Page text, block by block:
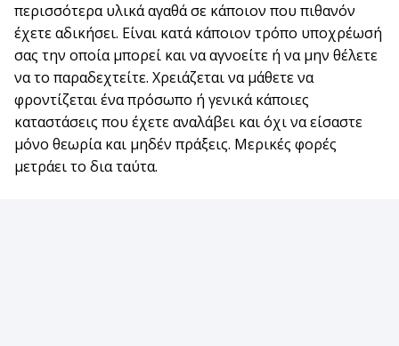
περισσότερα υλικά αγαθά σε κάποιον που πιθανόν
έχετε αδικήσει. Είναι κατά κάποιον τρόπο υποχρέωσή
σας την οποία μπορεί και να αγνοείτε ή να μην θέλετε
να το παραδεχτείτε. Χρειάζεται να μάθετε να
φροντίζεται ένα πρόσωπο ή γενικά κάποιες
καταστάσεις που έχετε αναλάβει και όχι να είσαστε
μόνο θεωρία και μηδέν πράξεις. Μερικές φορές
μετράει το δια ταύτα.